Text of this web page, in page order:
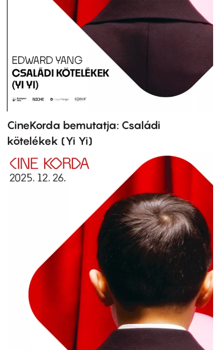
CineKorda bemutatja: Családi
kötelékek (Yi Yi)